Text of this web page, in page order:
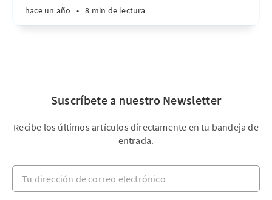
hace un año • 8 min de lectura
Suscríbete a nuestro Newsletter
Recibe los últimos artículos directamente en tu bandeja de
entrada.
Tu dirección de correo electrónico